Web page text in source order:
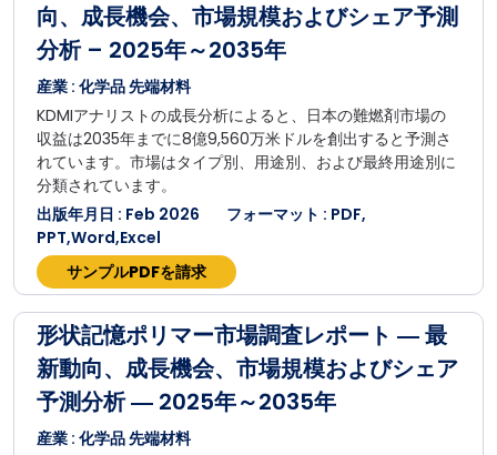
向、成長機会、市場規模およびシェア予測
分析 – 2025年～2035年
産業 : 化学品 先端材料
KDMIアナリストの成長分析によると、日本の難燃剤市場の
収益は2035年までに8億9,560万米ドルを創出すると予測さ
れています。市場はタイプ別、用途別、および最終用途別に
分類されています。
出版年月日 : Feb 2026
フォーマット : PDF,
PPT,Word,Excel
サンプルPDFを請求
形状記憶ポリマー市場調査レポート ― 最
新動向、成長機会、市場規模およびシェア
予測分析 ― 2025年～2035年
産業 : 化学品 先端材料